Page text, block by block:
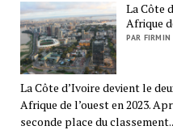
La Côte
Afrique
PAR FIRMIN
La Côte d’Ivoire devient le
Afrique de l’ouest en 2023.
seconde place du